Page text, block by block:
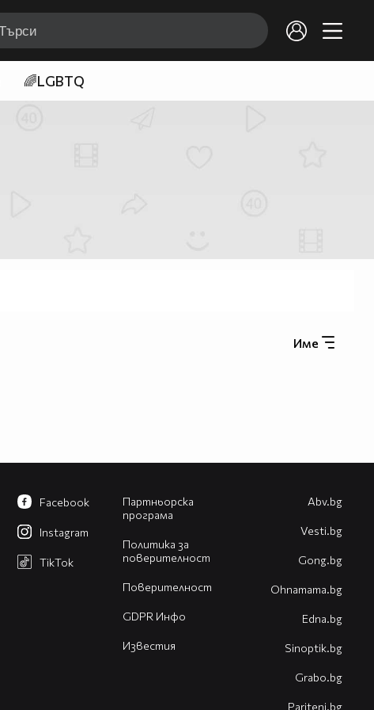
🌈LGBTQ
Име
Партньорска
програма
Политика за
поверителност
Поверителност
GDPR Инфо
Известия
Facebook
Instagram
TikTok
Abv.bg
Vesti.bg
Gong.bg
Оhnamama.bg
Edna.bg
Sinoptik.bg
Grabo.bg
Pariteni.bg